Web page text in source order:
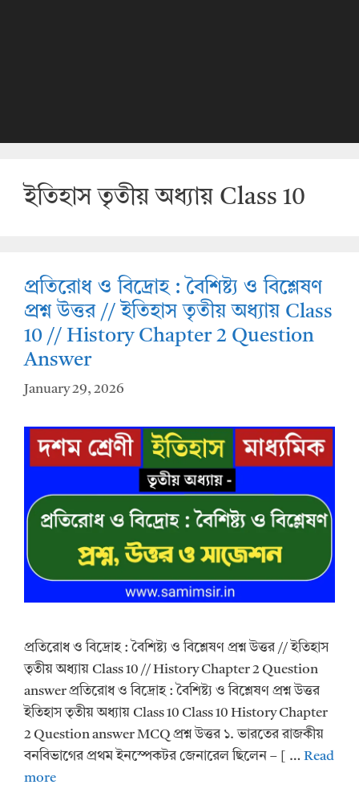
ইতিহাস তৃতীয় অধ্যায় Class 10
প্রতিরোধ ও বিদ্রোহ : বৈশিষ্ট্য ও বিশ্লেষণ
প্রশ্ন উত্তর // ইতিহাস তৃতীয় অধ্যায় Class
10 // History Chapter 2 Question
Answer
January 29, 2026
প্রতিরোধ ও বিদ্রোহ : বৈশিষ্ট্য ও বিশ্লেষণ প্রশ্ন উত্তর // ইতিহাস
তৃতীয় অধ্যায় Class 10 // History Chapter 2 Question
answer প্রতিরোধ ও বিদ্রোহ : বৈশিষ্ট্য ও বিশ্লেষণ প্রশ্ন উত্তর
ইতিহাস তৃতীয় অধ্যায় Class 10 Class 10 History Chapter
2 Question answer MCQ প্রশ্ন উত্তর ১. ভারতের রাজকীয়
বনবিভাগের প্রথম ইনস্পেকটর জেনারেল ছিলেন – [ … Read
more